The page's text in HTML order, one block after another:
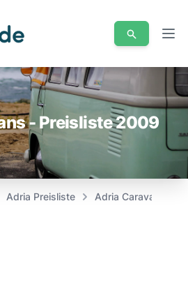
- Preisliste 2009
Adria Preisliste Adria Caravans -